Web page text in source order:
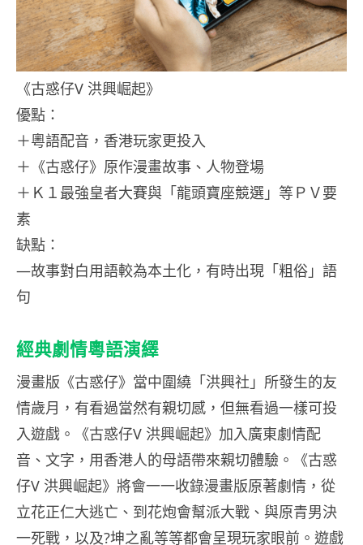
《古惑仔V 洪興崛起》
優點：
＋粵語配音，香港玩家更投入
＋《古惑仔》原作漫畫故事、人物登場
＋Ｋ１最強皇者大賽與「龍頭寶座競選」等ＰＶ要
素
缺點：
—故事對白用語較為本土化，有時出現「粗俗」語
句
經典劇情粵語演繹
漫畫版《古惑仔》當中圍繞「洪興社」所發生的友
情歲月，有看過當然有親切感，但無看過一樣可投
入遊戲。《古惑仔V 洪興崛起》加入廣東劇情配
音、文字，用香港人的母語帶來親切體驗。《古惑
仔V 洪興崛起》將會一一收錄漫畫版原著劇情，從
立花正仁大逃亡、到花炮會幫派大戰、與原青男決
一死戰，以及?坤之亂等等都會呈現玩家眼前。遊戲